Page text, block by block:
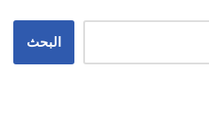
البحث